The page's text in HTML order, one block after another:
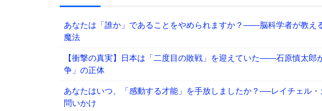
あなたは「誰か」であることをやめられますか？——脳科学者が教え
魔法
【衝撃の真実】日本は「二度目の敗戦」を迎えていた――石原慎太郎
争」の正体
あなたはいつ、「感動する才能」を手放しましたか？──レイチェル
問いかけ